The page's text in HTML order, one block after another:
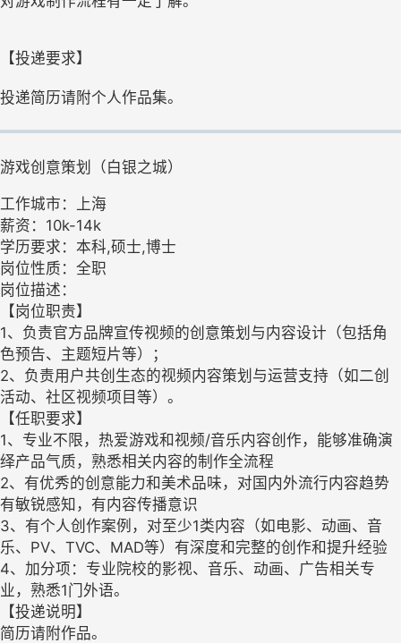
【投递要求】
投递简历请附个人作品集。
游戏创意策划（白银之城）
工作城市：上海
薪资：10k-14k
学历要求：本科,硕士,博士
岗位性质：全职
岗位描述：
【岗位职责】
1、负责官方品牌宣传视频的创意策划与内容设计（包括角
色预告、主题短片等）；
2、负责用户共创生态的视频内容策划与运营支持（如二创
活动、社区视频项目等）。
【任职要求】
1、专业不限，热爱游戏和视频/音乐内容创作，能够准确演
绎产品气质，熟悉相关内容的制作全流程
2、有优秀的创意能力和美术品味，对国内外流行内容趋势
有敏锐感知，有内容传播意识
3、有个人创作案例，对至少1类内容（如电影、动画、音
乐、PV、TVC、MAD等）有深度和完整的创作和提升经验
4、加分项：专业院校的影视、音乐、动画、广告相关专
业，熟悉1门外语。
【投递说明】
简历请附作品。